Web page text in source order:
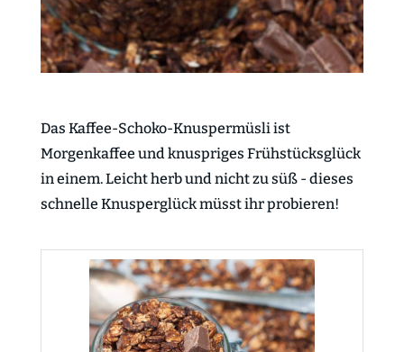
Das Kaffee-Schoko-Knuspermüsli ist
Morgenkaffee und knuspriges Frühstücksglück
in einem. Leicht herb und nicht zu süß - dieses
schnelle Knusperglück müsst ihr probieren!